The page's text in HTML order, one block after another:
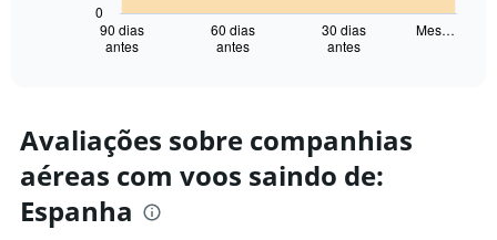
Range:
91
categories.
chart
90 dias
antes
60 dias
antes
30 dias
antes
Mes…
0
Avaliações sobre companhias
aéreas com voos saindo de:
Espanha